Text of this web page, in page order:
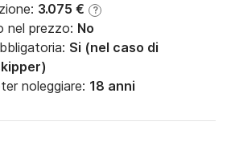
3.075 € ?
nel prezzo: No
Si (nel caso di
noleggiare: 18 anni